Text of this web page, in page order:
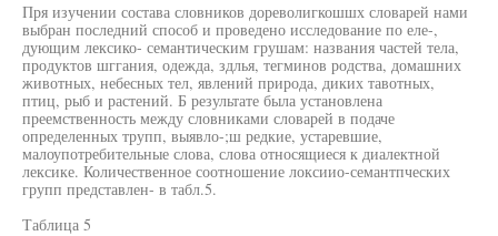
Пря изучении состава словников дореволигкошшх словарей нами
выбран последний способ и проведено исследование по еле-,
дующим лексико- семантическим грушам: названия частей тела,
продуктов шггания, одежда, здлья, тегминов родства, домашних
животных, небесных тел, явлений природа, диких тавотных,
птиц, рыб и растений. Б результате была установлена
преемственность между словниками словарей в подаче
определенных трупп, выявло-;ш редкие, устаревшие,
малоупотребительные слова, слова относящиеся к диалектной
лексике. Количественное соотношение локсиио-семантпческих
групп представлен- в табл.5.
Таблица 5